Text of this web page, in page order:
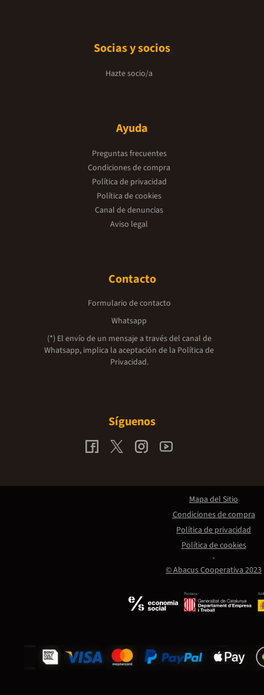
Socias y socios
Hazte socio/a
Ayuda
Preguntas frecuentes
Condiciones de compra
Política de privacidad
Política de cookies
Canal de denuncias
Aviso legal
Contacto
Formulario de contacto
Whatsapp
(*) El envío de un mensaje a través del canal de
Whatsapp, implica la aceptación de la Política de
Privacidad.
Síguenos
Promou:
© Abacus Cooperativa 2023
Mapa del Sitio
Condiciones de compra
Política de privacidad
Política de cookies